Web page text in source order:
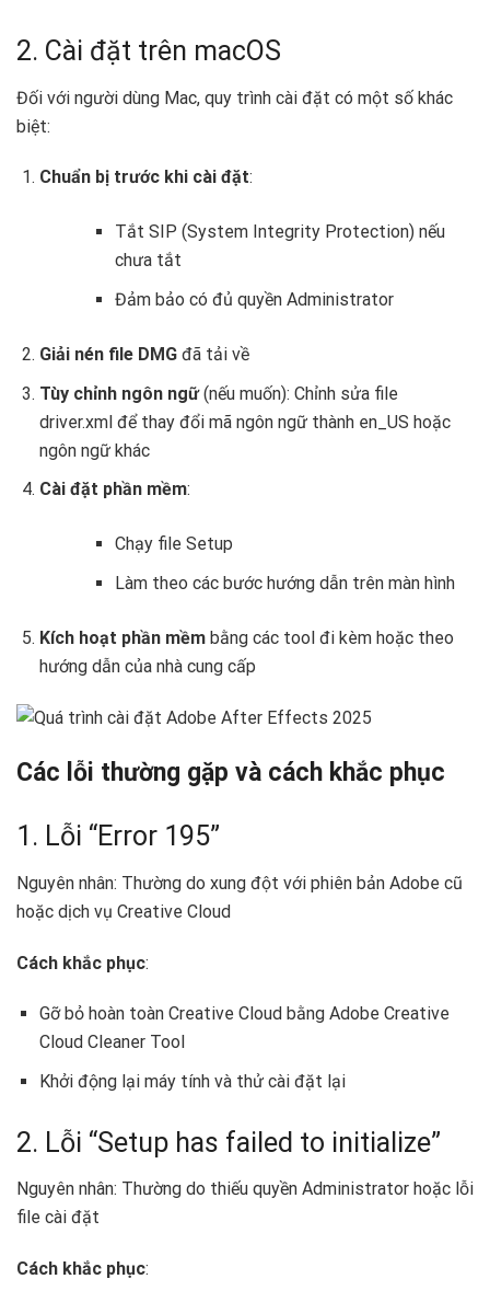
2. Cài đặt trên macOS
Đối với người dùng Mac, quy trình cài đặt có một số khác
biệt:
Chuẩn bị trước khi cài đặt:
Tắt SIP (System Integrity Protection) nếu
chưa tắt
Đảm bảo có đủ quyền Administrator
Giải nén file DMGđã tải về
Tùy chỉnh ngôn ngữ(nếu muốn): Chỉnh sửa file
driver.xml để thay đổi mã ngôn ngữ thành en_US hoặc
ngôn ngữ khác
Cài đặt phần mềm:
Chạy file Setup
Làm theo các bước hướng dẫn trên màn hình
Kích hoạt phần mềmbằng các tool đi kèm hoặc theo
hướng dẫn của nhà cung cấp
Các lỗi thường gặp và cách khắc phục
1. Lỗi “Error 195”
Nguyên nhân: Thường do xung đột với phiên bản Adobe cũ
hoặc dịch vụ Creative Cloud
Cách khắc phục:
Gỡ bỏ hoàn toàn Creative Cloud bằng Adobe Creative
Cloud Cleaner Tool
Khởi động lại máy tính và thử cài đặt lại
2. Lỗi “Setup has failed to initialize”
Nguyên nhân: Thường do thiếu quyền Administrator hoặc lỗi
file cài đặt
Cách khắc phục: